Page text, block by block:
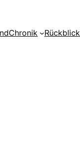
Chronik Rückblick